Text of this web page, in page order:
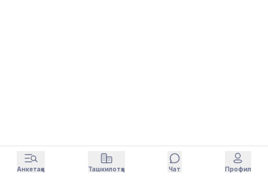
Анкетаҳо Ташкилотҳо Чат Профил